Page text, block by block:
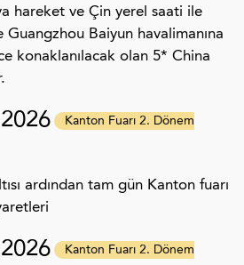
hareket ve Çin yerel saati ile
Guangzhou Baiyun havalimanına
konaklanılacak olan 5* China
Kanton Fuarı 2. Dönem
ardından tam gün Kanton fuarı
Kanton Fuarı 2. Dönem